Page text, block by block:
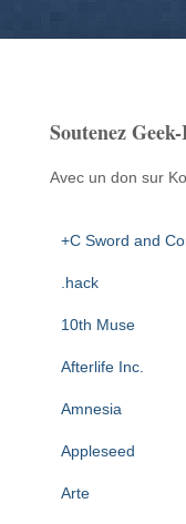
Soutenez
Avec un don sur
+C Sword and
.hack
10th Muse
Afterlife Inc.
Amnesia
Appleseed
Arte